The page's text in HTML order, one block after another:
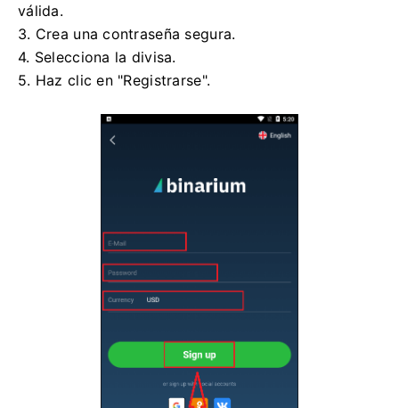
válida.
3. Crea una contraseña segura.
4. Selecciona la divisa.
5. Haz clic en "Registrarse".